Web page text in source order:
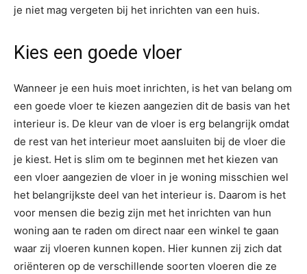
je niet mag vergeten bij het inrichten van een huis.
Kies een goede vloer
Wanneer je een huis moet inrichten, is het van belang om
een goede vloer te kiezen aangezien dit de basis van het
interieur is. De kleur van de vloer is erg belangrijk omdat
de rest van het interieur moet aansluiten bij de vloer die
je kiest. Het is slim om te beginnen met het kiezen van
een vloer aangezien de vloer in je woning misschien wel
het belangrijkste deel van het interieur is. Daarom is het
voor mensen die bezig zijn met het inrichten van hun
woning aan te raden om direct naar een winkel te gaan
waar zij vloeren kunnen kopen. Hier kunnen zij zich dat
oriënteren op de verschillende soorten vloeren die ze